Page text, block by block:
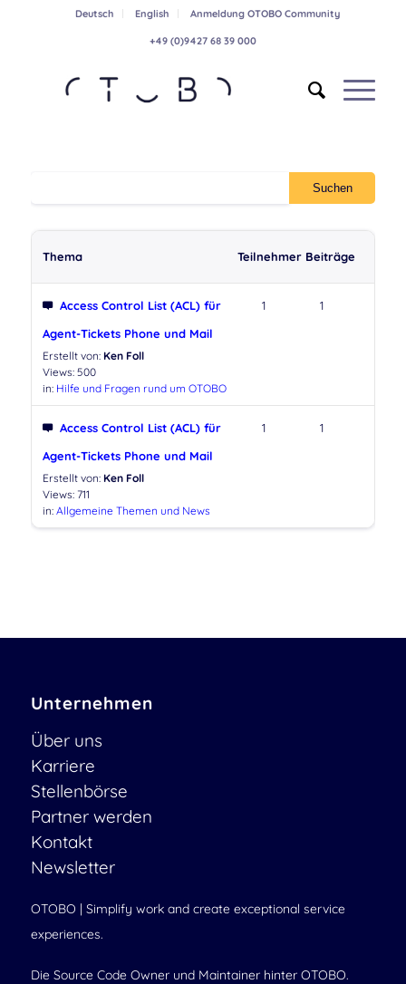
Deutsch English Anmeldung OTOBO Community
+49 (0)9427 68 39 000
Thema Teilnehmer Beiträge
Access Control List (ACL) für
Agent-Tickets Phone und Mail
Erstellt von: Ken Foll
Views: 500
in: Hilfe und Fragen rund um OTOBO
1 1
Access Control List (ACL) für
Agent-Tickets Phone und Mail
Erstellt von: Ken Foll
Views: 711
in: Allgemeine Themen und News
1 1
Unternehmen
Über uns
Karriere
Stellenbörse
Partner werden
Kontakt
Newsletter
OTOBO | Simplify work and create exceptional service
experiences.
Die Source Code Owner und Maintainer hinter OTOBO.